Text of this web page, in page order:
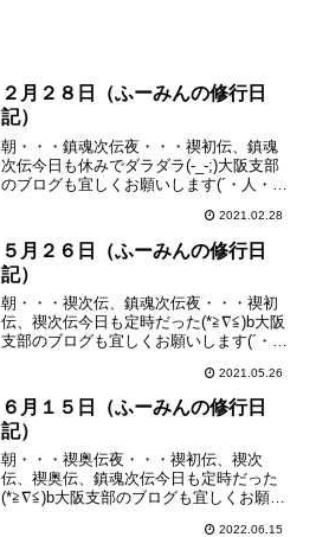
２月２８日（ふーみんの修行日
記）
朝・・・鎮魂次伝夜・・・禊初伝、鎮魂
次伝今日も休みでダラダラ(-_-;)大阪支部
のブログも宜しくお願いします(´・人・`)
2021.02.28
５月２６日（ふーみんの修行日
記）
朝・・・禊次伝、鎮魂次伝夜・・・禊初
伝、禊次伝今日も定時だった(*≧∇≦)b大阪
支部のブログも宜しくお願いします(´・
2021.05.26
６月１５日（ふーみんの修行日
記）
朝・・・禊奥伝夜・・・禊初伝、禊次
伝、禊奥伝、鎮魂次伝今日も定時だった
(*≧∇≦)b大阪支部のブログも宜しくお願い
2022.06.15